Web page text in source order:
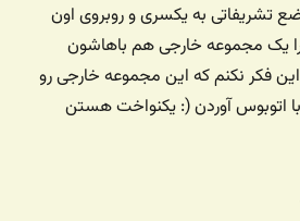
تشریفاتی به یکسری و روبروی اون
یک مجموعه خارجی هم باهاشون
فکر نکنم که این مجموعه خارجی رو
با اتوبوس آوردن (: یکنواخت هستن